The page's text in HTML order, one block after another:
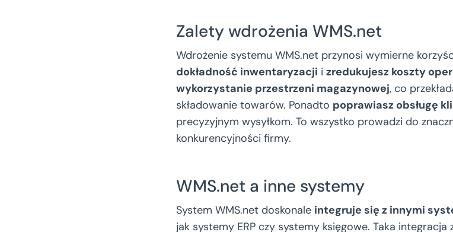
Zalety wdrożenia WMS.net
Wdrożenie systemu WMS.net przynosi wymierne
dokładność inwentaryzacji i zredukujesz koszty
wykorzystanie przestrzeni magazynowej, co
składowanie towarów. Ponadto poprawiasz obsługę
precyzyjnym wysyłkom. To wszystko prowadzi do
konkurencyjności firmy.
WMS.net a inne systemy
System WMS.net doskonale integruje się z innymi
jak systemy ERP czy systemy księgowe. Taka integracja